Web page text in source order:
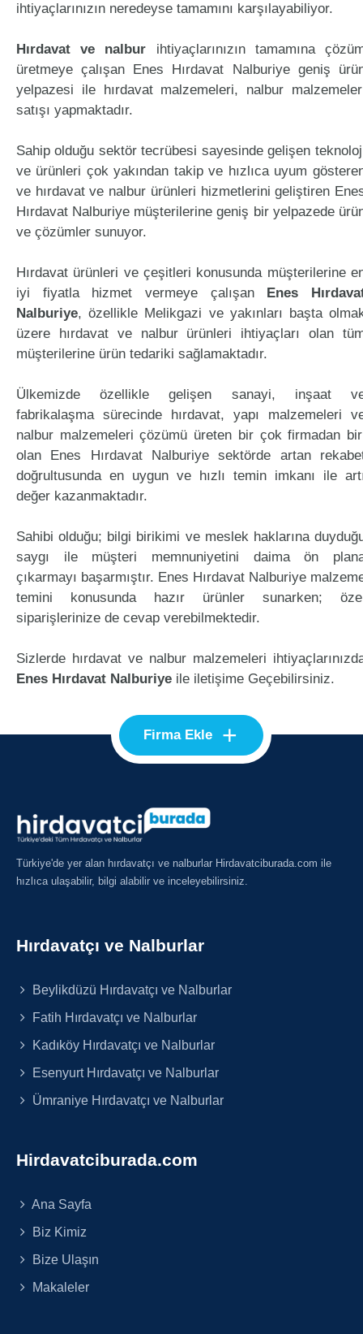
ihtiyaçlarınızın neredeyse tamamını karşılayabiliyor.
Hırdavat ve nalbur ihtiyaçlarınızın tamamına
üretmeye çalışan Enes Hırdavat Nalburiye geniş
yelpazesi ile hırdavat malzemeleri, nalbur
satışı yapmaktadır.
Sahip olduğu sektör tecrübesi sayesinde gelişen
ve ürünleri çok yakından takip ve hızlıca uyum
ve hırdavat ve nalbur ürünleri hizmetlerini geliştiren
Hırdavat Nalburiye müşterilerine geniş bir yelpazede
ve çözümler sunuyor.
Hırdavat ürünleri ve çeşitleri konusunda müşterilerine
iyi fiyatla hizmet vermeye çalışan Enes
Nalburiye, özellikle Melikgazi ve yakınları başta
üzere hırdavat ve nalbur ürünleri ihtiyaçları olan
müşterilerine ürün tedariki sağlamaktadır.
Ülkemizde özellikle gelişen sanayi, inşaat
fabrikalaşma sürecinde hırdavat, yapı malzemeleri
nalbur malzemeleri çözümü üreten bir çok firmadan
olan Enes Hırdavat Nalburiye sektörde artan
doğrultusunda en uygun ve hızlı temin imkanı ile
değer kazanmaktadır.
Sahibi olduğu; bilgi birikimi ve meslek haklarına
saygı ile müşteri memnuniyetini daima ön
çıkarmayı başarmıştır. Enes Hırdavat Nalburiye
temini konusunda hazır ürünler sunarken;
siparişlerinize de cevap verebilmektedir.
Sizlerde hırdavat ve nalbur malzemeleri
Enes Hırdavat Nalburiye ile iletişime Geçebilirsiniz.
Firma Ekle +
Türkiye'de yer alan hırdavatçı ve nalburlar Hirdavatciburada.com ile
hızlıca ulaşabilir, bilgi alabilir ve inceleyebilirsiniz.
Hırdavatçı ve Nalburlar
Beylikdüzü Hırdavatçı ve Nalburlar
Fatih Hırdavatçı ve Nalburlar
Kadıköy Hırdavatçı ve Nalburlar
Esenyurt Hırdavatçı ve Nalburlar
Ümraniye Hırdavatçı ve Nalburlar
Hirdavatciburada.com
Ana Sayfa
Biz Kimiz
Bize Ulaşın
Makaleler